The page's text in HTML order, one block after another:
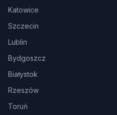
Katowice
Szczecin
Lublin
Bydgoszcz
Białystok
Rzeszów
Toruń